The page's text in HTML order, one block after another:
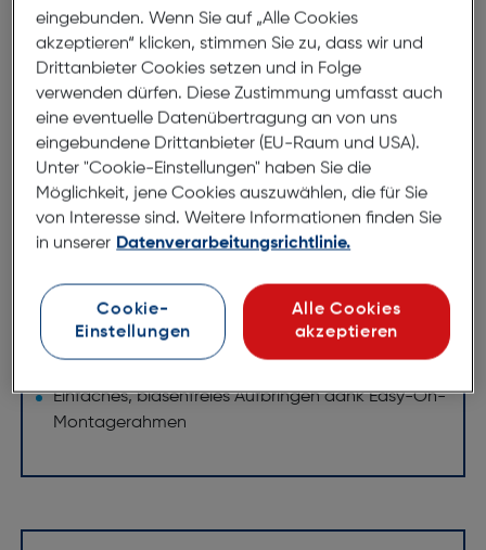
ArtNr.: 621974486
Felix Glas Full 3D
Vollflächiges Display - Premium-Sicherheits-
Glas
Ultradünnes und extrem robustes High Tech
Echtglas mit höchster Transparenz (Ultra HD)
Zuverlässiger Schutz vor Schlägen und Stößen
Für Schutzhüllen geeignet
Anti-Fingerabdruck-Beschichtung
Einfaches, blasenfreies Aufbringen dank Easy-On-
Montagerahmen
eingebunden. Wenn Sie auf „Alle Cookies
akzeptieren“ klicken, stimmen Sie zu, dass wir und
Drittanbieter Cookies setzen und in Folge
verwenden dürfen. Diese Zustimmung umfasst auch
eine eventuelle Datenübertragung an von uns
eingebundene Drittanbieter (EU-Raum und USA).
Unter "Cookie-Einstellungen" haben Sie die
Möglichkeit, jene Cookies auszuwählen, die für Sie
von Interesse sind. Weitere Informationen finden Sie
in unserer Datenverarbeitungsrichtlinie.
Cookie-
Einstellungen
Alle Cookies
akzeptieren